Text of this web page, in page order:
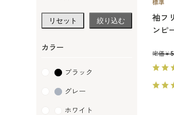
袖フ
ンピ
定価￥
リセット 絞り込む
カラー
ブラック
グレー
ホワイト